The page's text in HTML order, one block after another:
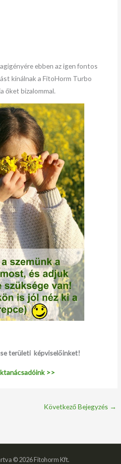
ebben az igen fontos
kínálnak a FitoHorm Turbo
őket bizalommal.
területi képviselőinket!
>>
Következő Bejegyzés →
© 2026 Fitohorm Kft.